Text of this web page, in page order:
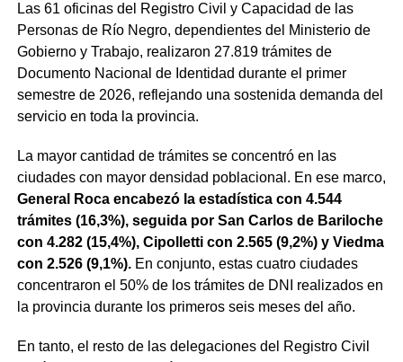
Las 61 oficinas del Registro Civil y Capacidad de las
Personas de Río Negro, dependientes del Ministerio de
Gobierno y Trabajo, realizaron 27.819 trámites de
Documento Nacional de Identidad durante el primer
semestre de 2026, reflejando una sostenida demanda del
servicio en toda la provincia.
La mayor cantidad de trámites se concentró en las
ciudades con mayor densidad poblacional. En ese marco,
General Roca encabezó la estadística con 4.544
trámites (16,3%), seguida por San Carlos de Bariloche
con 4.282 (15,4%), Cipolletti con 2.565 (9,2%) y Viedma
con 2.526 (9,1%).En conjunto, estas cuatro ciudades
concentraron el 50% de los trámites de DNI realizados en
la provincia durante los primeros seis meses del año.
En tanto, el resto de las delegaciones del Registro Civil